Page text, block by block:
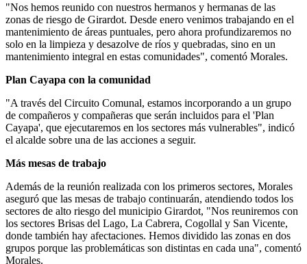
"Nos hemos reunido con nuestros hermanos y hermanas de las
zonas de riesgo de Girardot. Desde enero venimos trabajando en el
mantenimiento de áreas puntuales, pero ahora profundizaremos no
solo en la limpieza y desazolve de ríos y quebradas, sino en un
mantenimiento integral en estas comunidades", comentó Morales.
Plan Cayapa con la comunidad
"A través del Circuito Comunal, estamos incorporando a un grupo
de compañeros y compañeras que serán incluidos para el 'Plan
Cayapa', que ejecutaremos en los sectores más vulnerables", indicó
el alcalde sobre una de las acciones a seguir.
Más mesas de trabajo
Además de la reunión realizada con los primeros sectores, Morales
aseguró que las mesas de trabajo continuarán, atendiendo todos los
sectores de alto riesgo del municipio Girardot, "Nos reuniremos con
los sectores Brisas del Lago, La Cabrera, Cogollal y San Vicente,
donde también hay afectaciones. Hemos dividido las zonas en dos
grupos porque las problemáticas son distintas en cada una", comentó
Morales.